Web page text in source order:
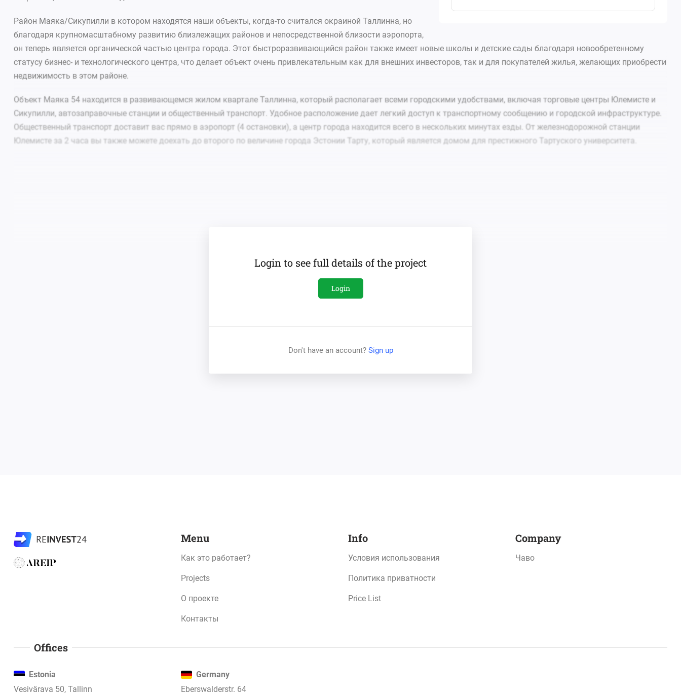
Район Маяка/Сикупилли в котором находятся наши объекты, когда-то считался окраиной Таллинна, но
благодаря крупномасштабному развитию близлежащих районов и непосредственной близости аэропорта,
он теперь является органической частью центра города. Этот быстроразвивающийся район также имеет новые школы и детские сады благодаря новообретенному
статусу бизнес- и технологического центра, что делает объект очень привлекательным как для внешних инвесторов, так и для покупателей жилья, желающих приобрести
недвижимость в этом районе.
Объект Маяка 54 находится в развивающемся жилом квартале Таллинна, который располагает всеми городскими удобствами, включая торговые центры Юлемисте и
Сикупилли, автозаправочные станции и общественный транспорт. Удобное расположение дает легкий доступ к транспортному сообщению и городской инфраструктуре.
Общественный транспорт доставит вас прямо в аэропорт (4 остановки), а центр города находится всего в нескольких минутах езды. От железнодорожной станции
Юлемисте за 2 часа вы также можете доехать до второго по величине города Эстонии Тарту, который является домом для престижного Тартуского университета.
Login to see full details of the project
Login
Don't have an account? Sign up
Menu
Как это работает?
Projects
О проекте
Контакты
Info
Условия использования
Политика приватности
Price List
Company
Чаво
Offices
Estonia
Vesivärava 50, Tallinn
Germany
Eberswalderstr. 64